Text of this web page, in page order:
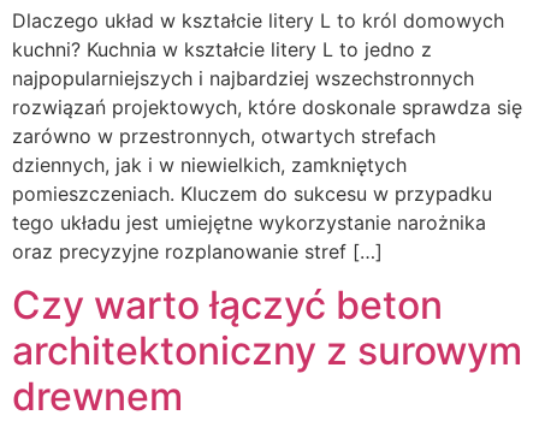
Dlaczego układ w kształcie litery L to król domowych
kuchni? Kuchnia w kształcie litery L to jedno z
najpopularniejszych i najbardziej wszechstronnych
rozwiązań projektowych, które doskonale sprawdza się
zarówno w przestronnych, otwartych strefach
dziennych, jak i w niewielkich, zamkniętych
pomieszczeniach. Kluczem do sukcesu w przypadku
tego układu jest umiejętne wykorzystanie narożnika
oraz precyzyjne rozplanowanie stref […]
Czy warto łączyć beton
architektoniczny z surowym
drewnem